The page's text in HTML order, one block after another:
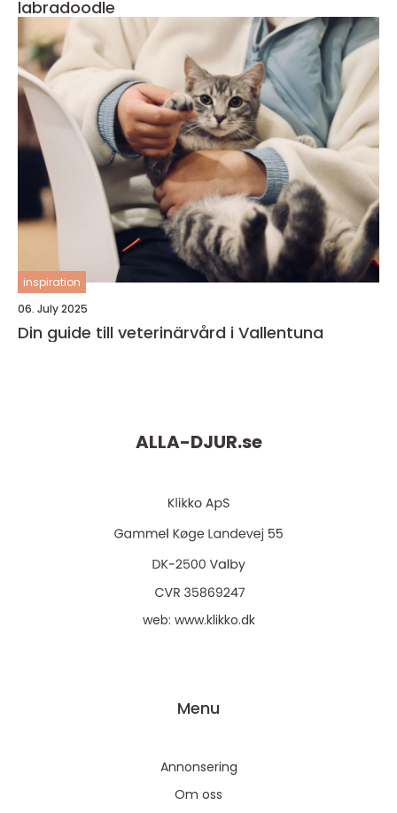
labradoodle
inspiration
06. July 2025
Din guide till veterinärvård i Vallentuna
ALLA-DJUR.se
web: www.klikko.dk
Menu
Annonsering
Om oss